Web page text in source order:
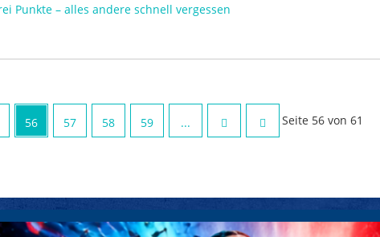
Punkte – alles andere schnell vergessen
Seite 56 von 61
56 57 58 59 ...